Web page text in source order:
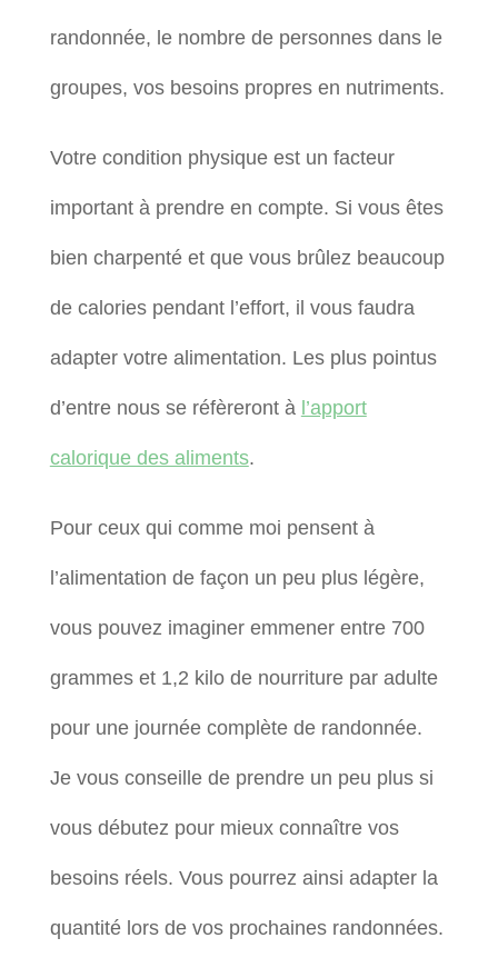
randonnée, le nombre de personnes dans le
groupes, vos besoins propres en nutriments.
Votre condition physique est un facteur
important à prendre en compte. Si vous êtes
bien charpenté et que vous brûlez beaucoup
de calories pendant l’effort, il vous faudra
adapter votre alimentation. Les plus pointus
d’entre nous se réfèreront à l’apport
calorique des aliments.
Pour ceux qui comme moi pensent à
l’alimentation de façon un peu plus légère,
vous pouvez imaginer emmener entre 700
grammes et 1,2 kilo de nourriture par adulte
pour une journée complète de randonnée.
Je vous conseille de prendre un peu plus si
vous débutez pour mieux connaître vos
besoins réels. Vous pourrez ainsi adapter la
quantité lors de vos prochaines randonnées.